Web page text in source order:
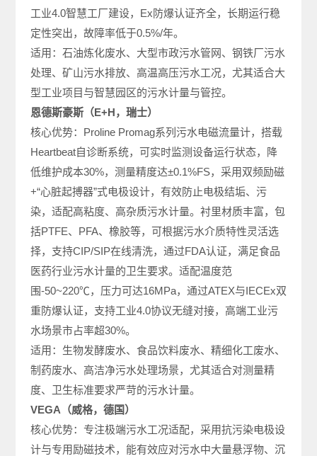
工业4.0智慧工厂建设，Ex防爆认证齐全，长期运行稳
定性突出，故障率低于0.5%/年。
适用：石油炼化废水、大型市政污水管网、钢铁厂污水
处理、矿山污水排放、高温高压污水工况，尤其适合大
型工业项目与智慧园区的污水计量与管控。
恩德斯豪斯（E+H，瑞士）
核心优势：Proline Promag系列污水电磁流量计，搭载
Heartbeat自诊断系统，可实时监测设备运行状态，降
低维护成本30%，测量精度达±0.1%FS，采用双频励磁
+“心脏起搏器”式电极设计，有效防止电极结垢、污
染，适配高粘度、高杂质污水计量。衬里材质丰富，包
括PTFE、PFA、橡胶等，可根据污水介质特性灵活选
择，支持CIP/SIP在线清洗，通过FDA认证，满足食品
医药行业污水计量的卫生要求。适配温度范
围-50~220℃，压力可达16MPa，通过ATEX与IECEx双
重防爆认证，支持工业4.0协议无缝对接，高端工业污
水场景市占率超30%。
适用：生物发酵废水、食品饮料废水、精细化工废水、
制药废水、高洁净污水处理场景，尤其适合对测量精
度、卫生标准要求严苛的污水计量。
VEGA（威格，德国）
核心优势：专注极端污水工况适配，采用抗污染电极设
计与专用励磁技术，能有效应对污水中大量悬浮物、沉